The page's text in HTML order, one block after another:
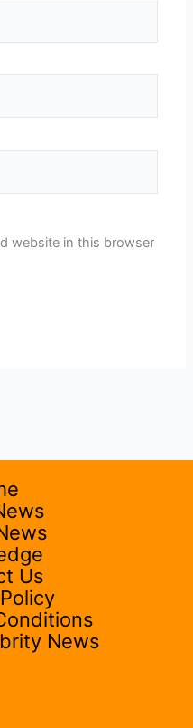
website in this browser
Us
News